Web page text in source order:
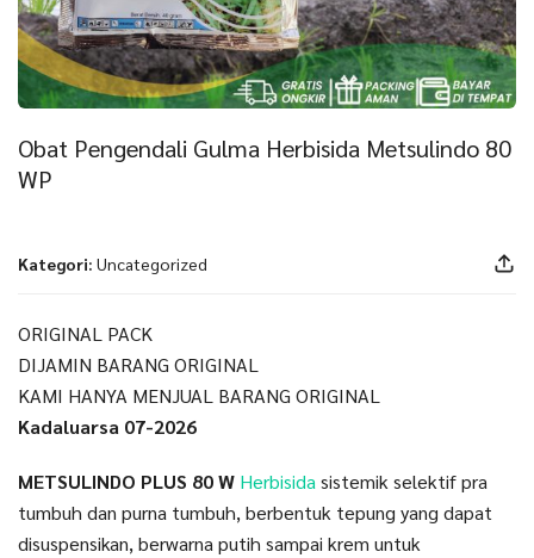
Obat Pengendali Gulma Herbisida Metsulindo 80
WP
Kategori: Uncategorized
ORIGINAL PACK
DIJAMIN BARANG ORIGINAL
KAMI HANYA MENJUAL BARANG ORIGINAL
Kadaluarsa 07-2026
METSULINDO PLUS 80 W Herbisida sistemik selektif pra
tumbuh dan purna tumbuh, berbentuk tepung yang dapat
disuspensikan, berwarna putih sampai krem untuk